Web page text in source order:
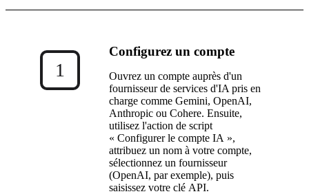
1
Configurez un compte
Ouvrez un compte auprès d'un
fournisseur de services d'IA pris en
charge comme Gemini, OpenAI,
Anthropic ou Cohere. Ensuite,
utilisez l'action de script
« Configurer le compte IA »,
attribuez un nom à votre compte,
sélectionnez un fournisseur
(OpenAI, par exemple), puis
saisissez votre clé API.